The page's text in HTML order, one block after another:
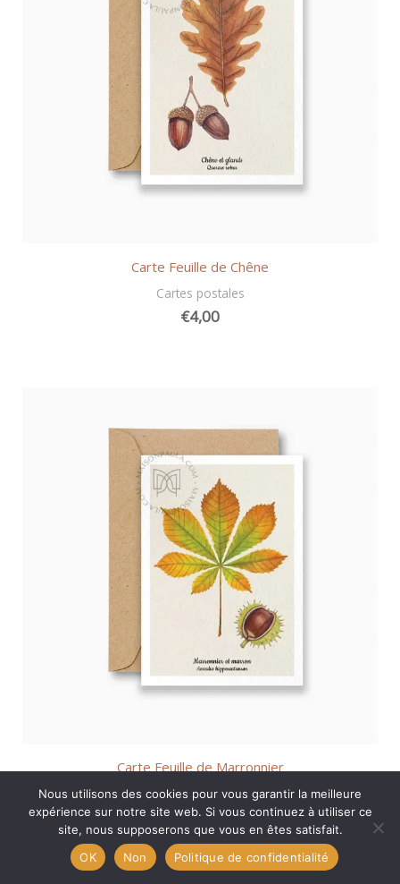
Filtrer
Carte Feuille de Chêne
Cartes postales
€4,00
Carte Feuille de Marronnier
Cartes postales
€4,00
Nous utilisons des cookies pour vous garantir la meilleure
expérience sur notre site web. Si vous continuez à utiliser ce
site, nous supposerons que vous en êtes satisfait.
OK
Non Politique de confidentialité